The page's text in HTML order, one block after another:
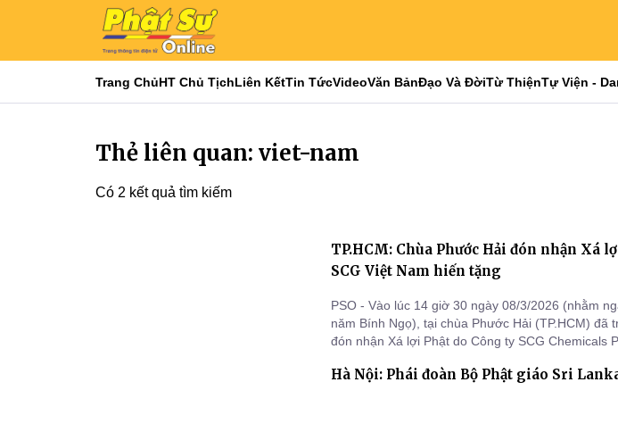
Trang ChủHT Chủ TịchLiên KếtTin TứcVideoVăn BảnĐạo Và ĐờiTừ ThiệnTự Viện -
Thẻ liên quan: viet-nam
Có 2 kết quả tìm kiếm
TP.HCM: Chùa Phước Hải đón nhận Xá
SCG Việt Nam hiến tặng
PSO - Vào lúc 14 giờ 30 ngày 08/3/2026 (nhằm
năm Bính Ngọ), tại chùa Phước Hải (TP.HCM) đã
đón nhận Xá lợi Phật do Công ty SCG Chemicals
Hà Nội: Phái đoàn Bộ Phật giáo Sri